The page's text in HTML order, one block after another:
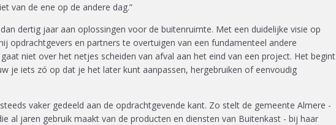
van de ene op de andere dag.”
dertig jaar aan oplossingen voor de buitenruimte. Met een duidelijke visie op
opdrachtgevers en partners te overtuigen van een fundamenteel andere
gaat niet over het netjes scheiden van afval aan het eind van een project. Het begint
je iets zó op dat je het later kunt aanpassen, hergebruiken of eenvoudig
vaker gedeeld aan de opdrachtgevende kant. Zo stelt de gemeente Almere -
al jaren gebruik maakt van de producten en diensten van Buitenkast - bij haar